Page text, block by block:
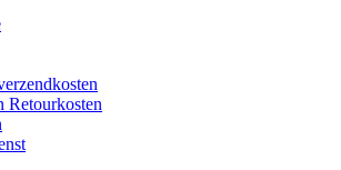
Retourkosten